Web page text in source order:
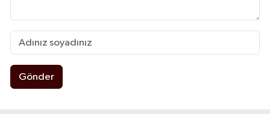
Gönder